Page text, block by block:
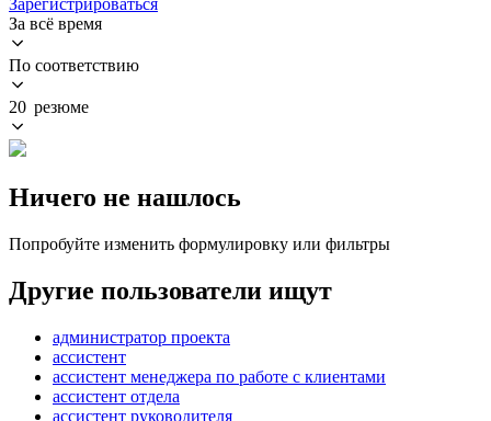
За всё время
По соответствию
20 резюме
Ничего не нашлось
Попробуйте изменить формулировку или фильтры
Другие пользователи ищут
администратор проекта
ассистент
ассистент менеджера по работе с клиентами
ассистент отдела
ассистент руководителя